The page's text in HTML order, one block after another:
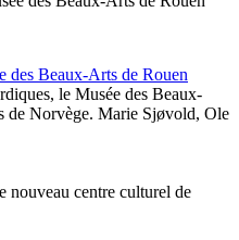
des Beaux-Arts de Rouen
le Musée des Beaux-
de Norvège. Marie Sjøvold, Ole